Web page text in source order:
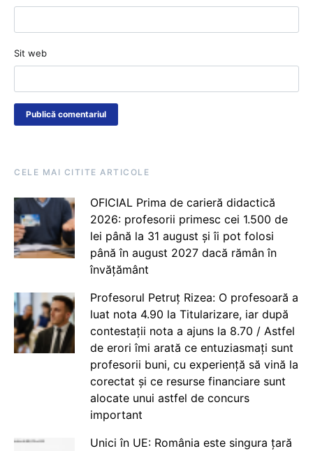
Sit web
CELE MAI CITITE ARTICOLE
OFICIAL Prima de carieră didactică
2026: profesorii primesc cei 1.500 de
lei până la 31 august și îi pot folosi
până în august 2027 dacă rămân în
învățământ
Profesorul Petruț Rizea: O profesoară a
luat nota 4.90 la Titularizare, iar după
contestații nota a ajuns la 8.70 / Astfel
de erori îmi arată ce entuziasmați sunt
profesorii buni, cu experiență să vină la
corectat și ce resurse financiare sunt
alocate unui astfel de concurs
important
Unici în UE: România este singura țară